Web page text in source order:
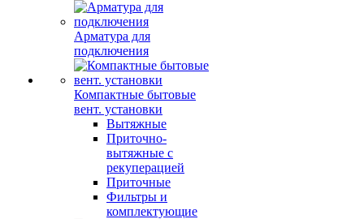
Арматура для
подключения
Компактные бытовые
вент. установки
Вытяжные
Приточно-
вытяжные с
рекуперацией
Приточные
Фильтры и
комплектующие